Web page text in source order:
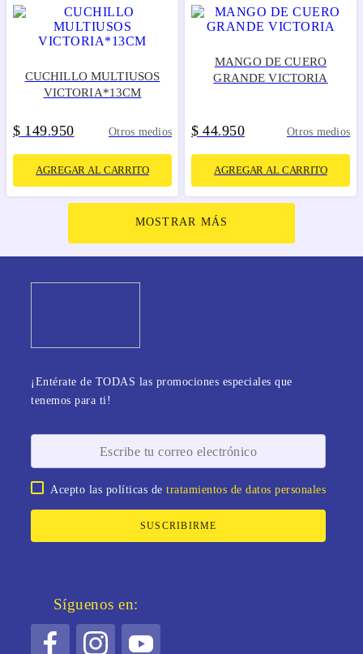
CUCHILLO MULTIUSOS
VICTORIA*13CM
$ 149.950 Otros medios
AGREGAR AL CARRITO
MANGO DE CUERO
GRANDE VICTORIA
$ 44.950 Otros medios
AGREGAR AL CARRITO
MOSTRAR MÁS
¡Entérate de TODAS las promociones especiales que
tenemos para ti!
Acepto las políticas detratamientos de datos personales
SUSCRIBIRME
Síguenos en: